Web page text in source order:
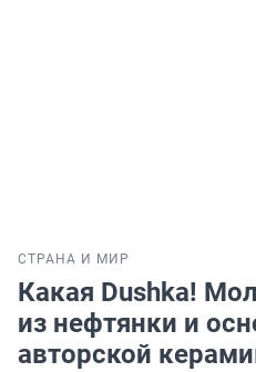
СТРАНА И МИР
Какая Dushka!
из нефтянки и
авторской